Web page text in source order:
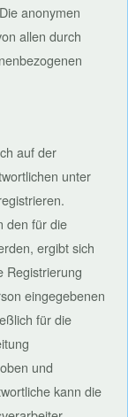
anonymen
allen durch
auf der
unter
den für die
ergibt sich
Registrierung
eingegebenen
für die
und
kann die